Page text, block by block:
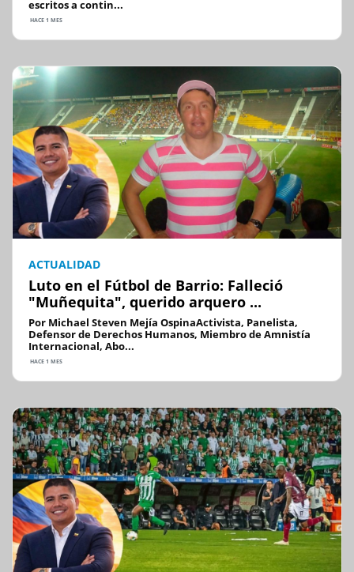
escritos a contin...
HACE 1 MES
ACTUALIDAD
Luto en el Fútbol de Barrio: Falleció
"Muñequita", querido arquero ...
Por Michael Steven Mejía OspinaActivista, Panelista,
Defensor de Derechos Humanos, Miembro de Amnistía
Internacional, Abo...
HACE 1 MES